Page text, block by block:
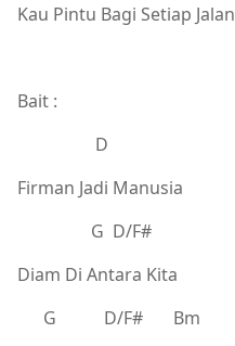
Kau Pintu Bagi Setiap Jalan
Bait :
D
Firman Jadi Manusia
G D/F#
Diam Di Antara Kita
G D/F# Bm